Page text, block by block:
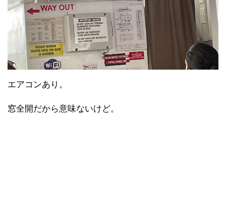
エアコンあり。
窓全開だから意味ないけど。